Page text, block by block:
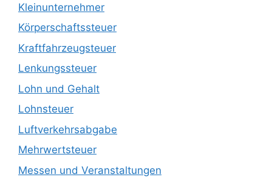
Kleinunternehmer
Körperschaftssteuer
Kraftfahrzeugsteuer
Lenkungssteuer
Lohn und Gehalt
Lohnsteuer
Luftverkehrsabgabe
Mehrwertsteuer
Messen und Veranstaltungen